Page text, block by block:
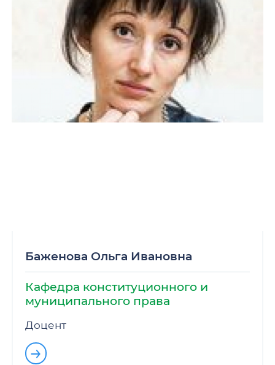
Баженова Ольга Ивановна
Кафедра конституционного и
муниципального права
Доцент